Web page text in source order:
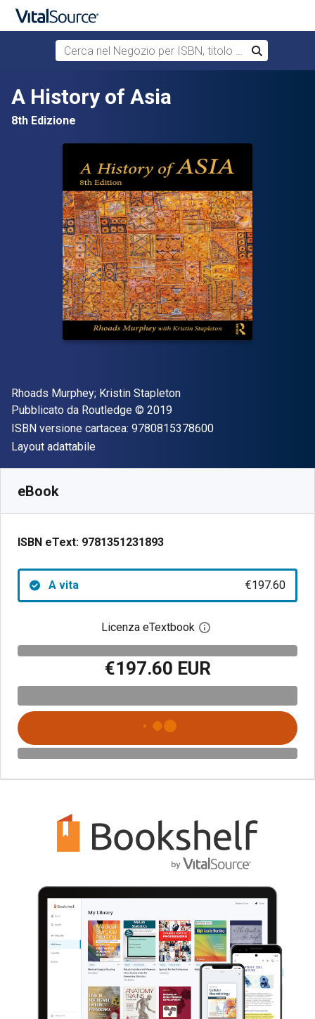
Passa al contenuto principale
Cerca nel Negozio per ISBN, titolo o autore
Cerca
A History of Asia
8th Edizione
Autore(i)
Rhoads Murphey; Kristin Stapleton
Editore
Pubblicato da Routledge Copyright
© 2019
ISBN versione cartacea: 9780815378600"ISBN-13
Formato
Layout adattabile
eBook
ISBN eText: 9781351231893
A vita €197.60
Licenza eTextbook Apri la finestra di
€197.60 EUR